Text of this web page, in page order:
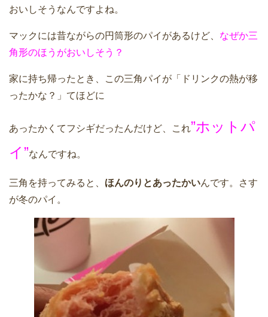
おいしそうなんですよね。
マックには昔ながらの円筒形のパイがあるけど、 なぜか三
角形のほうがおいしそう？
家に持ち帰ったとき、この三角パイが「ドリンクの熱が移
ったかな？」てほどに
あったかくてフシギだったんだけど、これ”ホットパ
イ”なんですね。
三角を持ってみると、 ほんのりとあったかいんです。さす
が冬のパイ。